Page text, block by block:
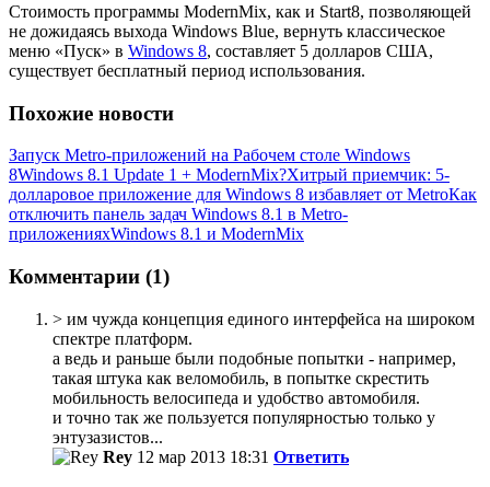
Стоимость программы ModernMix, как и Start8, позволяющей
не дожидаясь выхода Windows Blue, вернуть классическое
меню «Пуск» в Windows 8, составляет 5 долларов США,
существует бесплатный период использования.
Похожие новости
Запуск Metro-приложений на Рабочем столе Windows
8Windows 8.1 Update 1 + ModernMix?Хитрый приемчик: 5-
долларовое приложение для Windows 8 избавляет от MetroКак
отключить панель задач Windows 8.1 в Metro-
приложенияхWindows 8.1 и ModernMix
Комментарии (1)
> им чужда концепция единого интерфейса на широком
спектре платформ.
а ведь и раньше были подобные попытки - например,
такая штука как веломобиль, в попытке скрестить
мобильность велосипеда и удобство автомобиля.
и точно так же пользуется популярностью только у
энтузазистов...
Rey 12 мар 2013 18:31 Ответить